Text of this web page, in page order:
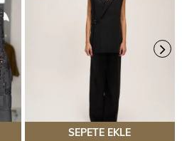
SEPETE EKLE